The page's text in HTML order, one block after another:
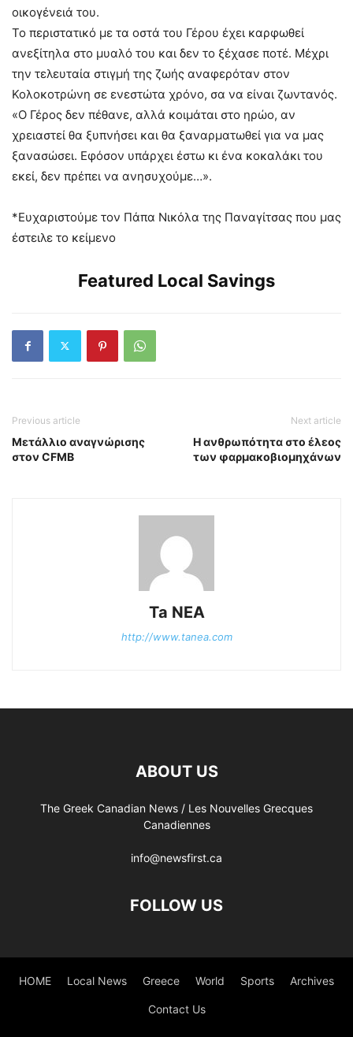
οικογένειά του.
Το περιστατικό με τα οστά του Γέρου έχει καρφωθεί
ανεξίτηλα στο μυαλό του και δεν το ξέχασε ποτέ. Μέχρι
την τελευταία στιγμή της ζωής αναφερόταν στον
Κολοκοτρώνη σε ενεστώτα χρόνο, σα να είναι ζωντανός.
«Ο Γέρος δεν πέθανε, αλλά κοιμάται στο ηρώο, αν
χρειαστεί θα ξυπνήσει και θα ξαναρματωθεί για να μας
ξανασώσει. Εφόσον υπάρχει έστω κι ένα κοκαλάκι του
εκεί, δεν πρέπει να ανησυχούμε…».
*Ευχαριστούμε τον Πάπα Νικόλα της Παναγίτσας που μας
έστειλε το κείμενο
Featured Local Savings
Previous article
Μετάλλιο αναγνώρισης
στον CFMB
Next article
Η ανθρωπότητα στο έλεος
των φαρμακοβιομηχάνων
Ta NEA
http://www.tanea.com
ABOUT US
The Greek Canadian News / Les Nouvelles Grecques
Canadiennes
info@newsfirst.ca
FOLLOW US
HOME Local News Greece World Sports Archives
Contact Us